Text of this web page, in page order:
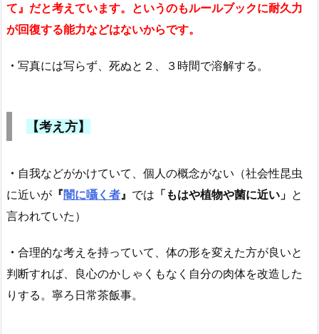
て』だと考えています。というのもルールブックに耐久力
が回復する能力などはないからです。
・ 写真には写らず、 死ぬと２、３時間で溶解する。
【考え方】
・ 自我などがかけていて、個人の概念がない（社会性昆虫
に近いが 『闇に囁く者 』 では 「もはや植物や菌に近い」 と
言われていた）
・ 合理的な考えを持っていて、体の形を変えた方が良いと
判断すれば、良心のかしゃくもなく自分の肉体を改造した
りする。寧ろ日常茶飯事。